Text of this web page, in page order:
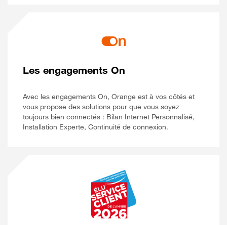
Les engagements On
Avec les engagements On, Orange est à vos côtés et
vous propose des solutions pour que vous soyez
toujours bien connectés : Bilan Internet Personnalisé,
Installation Experte, Continuité de connexion.